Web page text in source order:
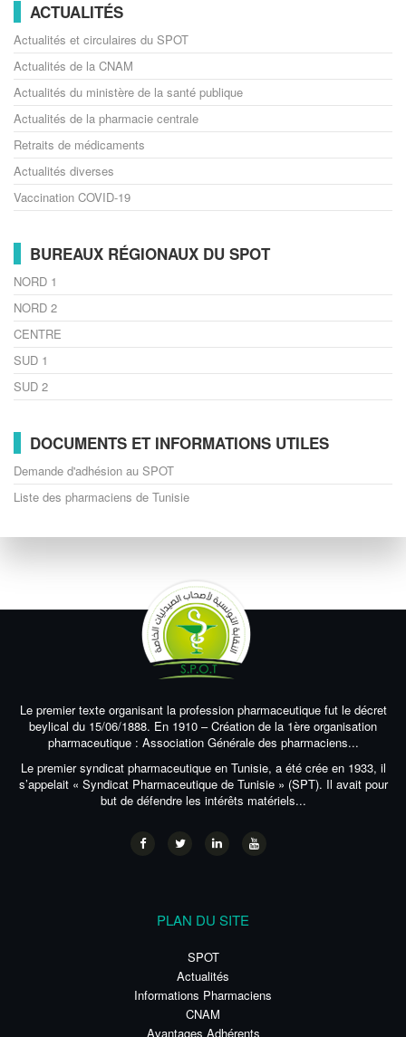
ACTUALITÉS
Actualités et circulaires du SPOT
Actualités de la CNAM
Actualités du ministère de la santé publique
Actualités de la pharmacie centrale
Retraits de médicaments
Actualités diverses
Vaccination COVID-19
BUREAUX RÉGIONAUX DU SPOT
NORD 1
NORD 2
CENTRE
SUD 1
SUD 2
DOCUMENTS ET INFORMATIONS UTILES
Demande d'adhésion au SPOT
Liste des pharmaciens de Tunisie
Le premier texte organisant la profession pharmaceutique fut le décret
beylical du 15/06/1888. En 1910 – Création de la 1ère organisation
pharmaceutique : Association Générale des pharmaciens...
Le premier syndicat pharmaceutique en Tunisie, a été crée en 1933, il
s’appelait « Syndicat Pharmaceutique de Tunisie » (SPT). Il avait pour
but de défendre les intérêts matériels...
PLAN DU SITE
SPOT
Actualités
Informations Pharmaciens
CNAM
Avantages Adhérents